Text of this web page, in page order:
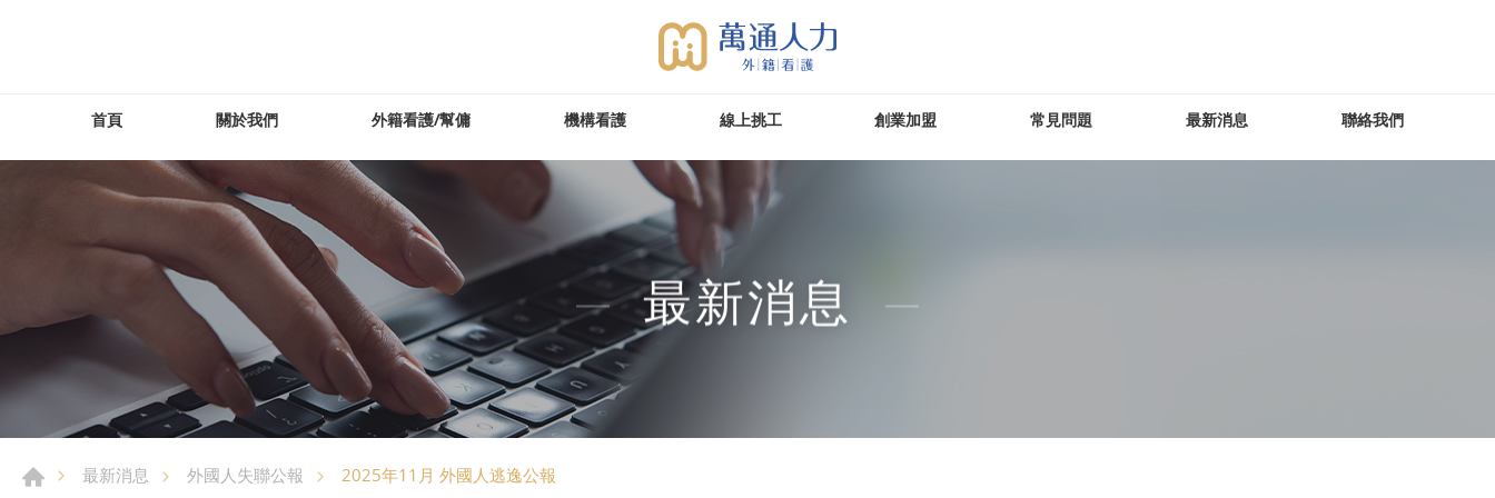
首頁 關於我們 外籍看護/幫傭 機構看護 線上挑工 創業加盟 常見問題 最新消息 聯絡我們
最新消息
最新消息 外國人失聯公報 2025年11月 外國人逃逸公報